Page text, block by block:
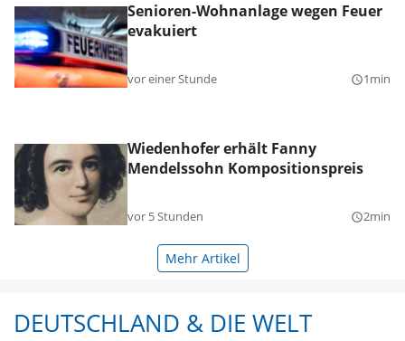
Senioren-Wohnanlage wegen Feuer
evakuiert
vor einer Stunde query_builder1min
Wiedenhofer erhält Fanny
Mendelssohn Kompositionspreis
vor 5 Stunden query_builder2min
Mehr Artikel
DEUTSCHLAND & DIE WELT